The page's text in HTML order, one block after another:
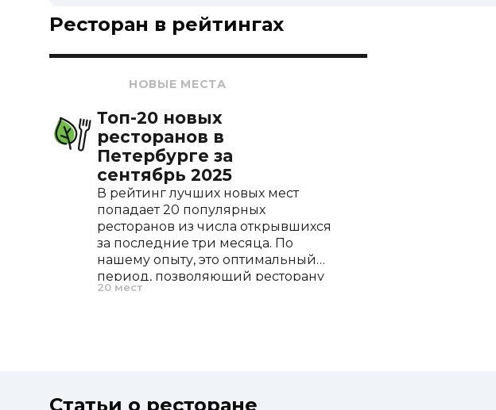
Ресторан в рейтингах
НОВЫЕ МЕСТА
Топ-20 новых
ресторанов в
Петербурге за
сентябрь 2025
В рейтинг лучших новых мест
попадает 20 популярных
ресторанов из числа открывшихся
за последние три месяца. По
нашему опыту, это оптимальный
период, позволяющий ресторану
проявить себя, отточить меню и
20 мест
Статьи о ресторане